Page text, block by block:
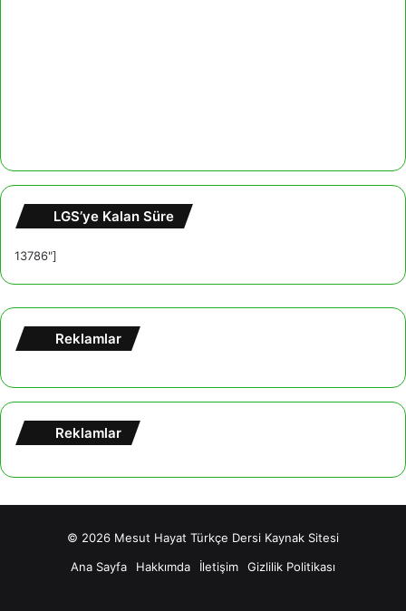
LGS’ye Kalan Süre
13786"]
Reklamlar
Reklamlar
© 2026 Mesut Hayat Türkçe Dersi Kaynak Sitesi
Ana Sayfa
Hakkımda İletişim Gizlilik Politikası